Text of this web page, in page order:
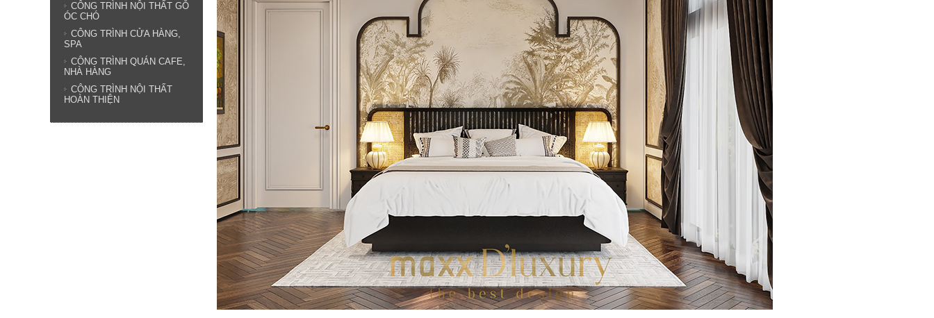
CÔNG TRÌNH NỘI THẤT GỖ
ÓC CHÓ
CÔNG TRÌNH CỬA HÀNG,
SPA
CÔNG TRÌNH QUÁN CAFE,
NHÀ HÀNG
CÔNG TRÌNH NỘI THẤT
HOÀN THIỆN